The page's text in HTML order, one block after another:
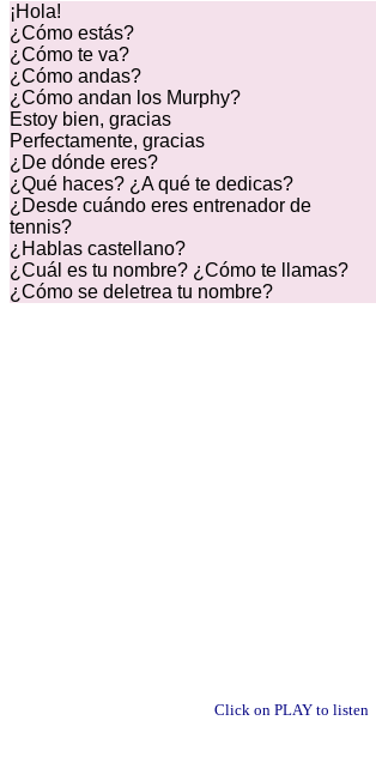
¡Hola!
¿Cómo estás?
¿Cómo te va?
¿Cómo andas?
¿Cómo andan los Murphy?
Estoy bien, gracias
Perfectamente, gracias
¿De dónde eres?
¿Qué haces? ¿A qué te dedicas?
¿Desde cuándo eres entrenador de
tennis?
¿Hablas castellano?
¿Cuál es tu nombre? ¿Cómo te llamas?
¿Cómo se deletrea tu nombre?
Click on PLAY to listen